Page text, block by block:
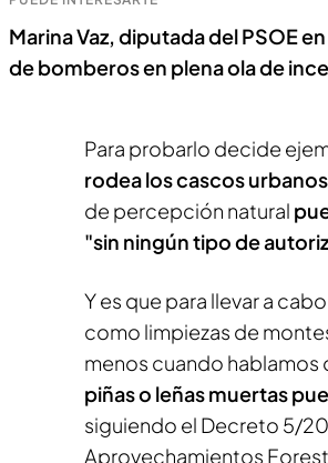
Marina Vaz, diputada del PSOE
de bomberos en plena ola de
Para probarlo decide
rodea los cascos
de percepción natural
"sin ningún tipo de
Y es que para llevar a
como limpiezas de
menos cuando hablamos
piñas o leñas muertas
siguiendo el Decreto 5/
Aprovechamientos